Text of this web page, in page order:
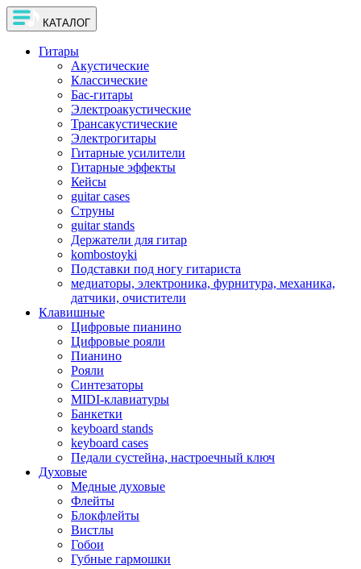
КАТАЛОГ
Гитары
Акустические
Классические
Бас-гитары
Электроакустические
Трансакустические
Электрогитары
Гитарные усилители
Гитарные эффекты
Кейсы
guitar cases
Струны
guitar stands
Держатели для гитар
kombostoyki
Подставки под ногу гитариста
медиаторы, электроника, фурнитура, механика,
датчики, очистители
Клавишные
Цифровые пианино
Цифровые рояли
Пианино
Рояли
Синтезаторы
MIDI-клавиатуры
Банкетки
keyboard stands
keyboard cases
Педали сустейна, настроечный ключ
Духовые
Медные духовые
Флейты
Блокфлейты
Вистлы
Гобои
Губные гармошки